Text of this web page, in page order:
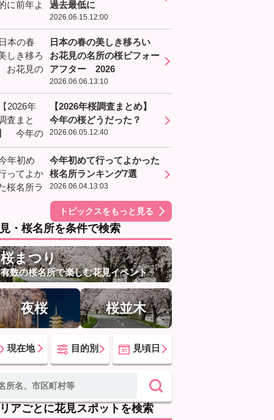
過去最低に
2026.06.15.12:00
日本の春の美しき移ろい
お花見の名所の桜ビフォー
アフター 2026
2026.06.06.13:10
【2026年桜調査まとめ】
今年の桜どうだった？
2026.06.05.12:40
今年初めて行ってよかった
桜名所ランキング7選
2026.06.04.13:03
トピックスをもっと見る
・桜名所を条件で検索
桜まつり
有数の桜名所で楽しむ花見イベント
夜桜 桜並木
現在地 目的別 見頃日
アごとに花見スポットを検索